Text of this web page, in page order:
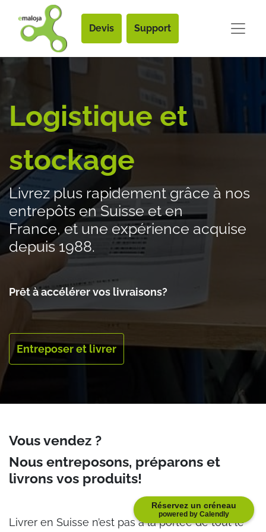
Réservez un créneau
powered by Calendly
Devis Support
Logistique et
stockage
Livrez plus rapidement grâce à nos
entrepôts en Suisse et en
France, et une expérience acquise
depuis 1988.
Prêt à accélérer vos livraisons?
Entreposer et livrer
Vous vendez ?
Nous entreposons, préparons et
livrons vos produits!
Livrer en Suisse n’est pas à la portée de tout le